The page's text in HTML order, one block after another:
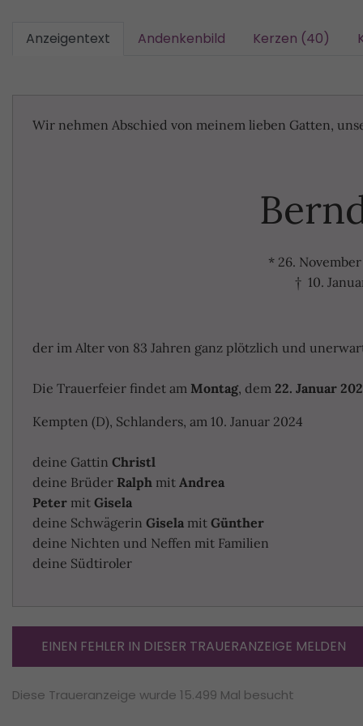
Anzeigentext Andenkenbild Kerzen (40)
Wir nehmen Abschied von meinem lieben Gatten,
* 26.
† 10.
der im Alter von 83 Jahren ganz plötzlich und
Die Trauerfeier findet am Montag, dem 22. Januar
Kempten (D), Schlanders, am 10. Januar 2024
deine Gattin Christl
deine Brüder Ralph mit Andrea
Peter mit Gisela
deine Schwägerin Gisela mit Günther
deine Nichten und Neffen mit Familien
deine Südtiroler
EINEN FEHLER IN DIESER TRAUERANZEIGE MELDEN
Diese Traueranzeige wurde 15.499 Mal besucht